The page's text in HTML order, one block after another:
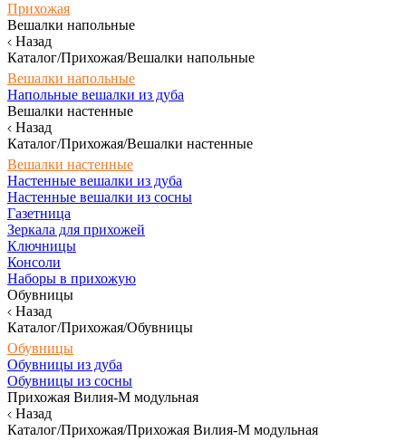
Прихожая
Вешалки напольные
Назад
Каталог/Прихожая/Вешалки напольные
Вешалки напольные
Напольные вешалки из дуба
Вешалки настенные
Назад
Каталог/Прихожая/Вешалки настенные
Вешалки настенные
Настенные вешалки из дуба
Настенные вешалки из сосны
Газетница
Зеркала для прихожей
Ключницы
Консоли
Наборы в прихожую
Обувницы
Назад
Каталог/Прихожая/Обувницы
Обувницы
Обувницы из дуба
Обувницы из сосны
Прихожая Вилия-М модульная
Назад
Каталог/Прихожая/Прихожая Вилия-М модульная